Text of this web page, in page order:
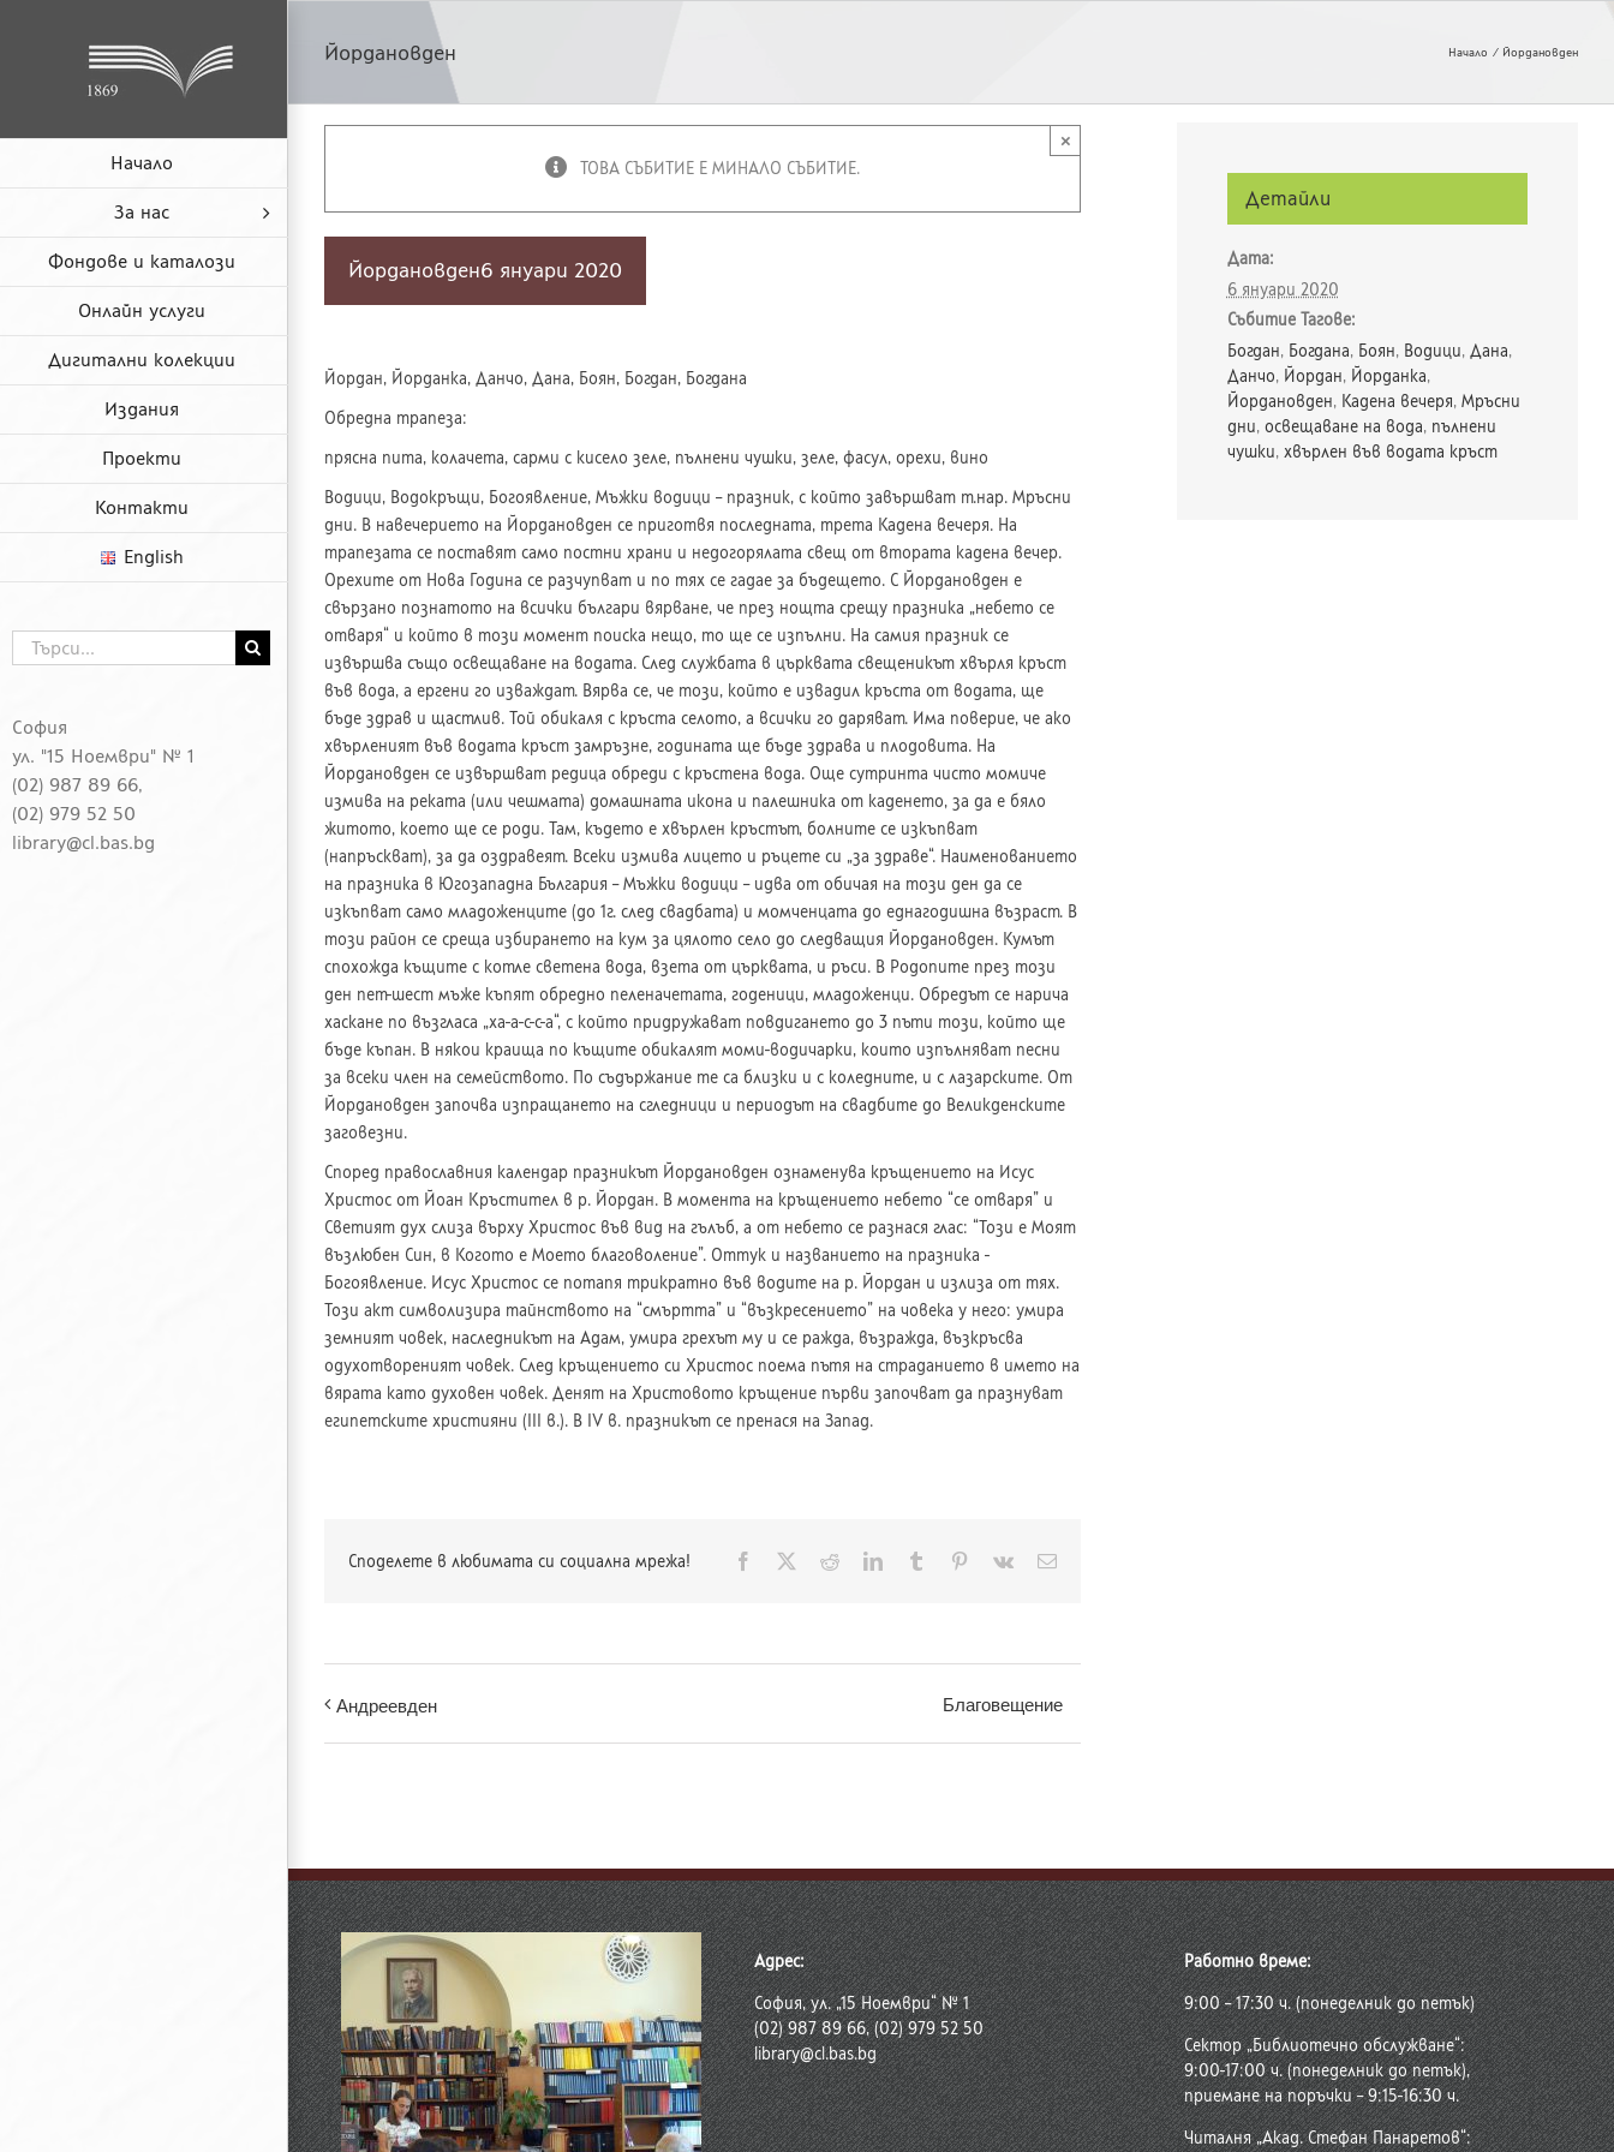
Начало
За нас
Фондове и каталози
Онлайн услуги
Дигитални колекции
Издания
Проекти
Контакти
English
София
ул. "15 Ноември" № 1
(02) 987 89 66,
(02) 979 52 50
library@cl.bas.bg
Търсене
...
Йордановден Начало Йордановден
ТОВА СЪБИТИЕ Е МИНАЛО СЪБИТИЕ.
×
Йордановден6 януари 2020
Йордан, Йорданка, Данчо, Дана, Боян, Богдан, Богдана
Обредна трапеза:
прясна пита, колачета, сарми с кисело зеле, пълнени чушки, зеле, фасул, орехи, вино
Водици, Водокръщи, Богоявление, Мъжки водици – празник, с който завършват т.нар. Мръсни
дни. В навечерието на Йордановден се приготвя последната, трета Кадена вечеря. На
трапезата се поставят само постни храни и недогорялата свещ от втората кадена вечер.
Орехите от Нова Година се разчупват и по тях се гадае за бъдещето. С Йордановден е
свързано познатото на всички българи вярване, че през нощта срещу празника „небето се
отваря“ и който в този момент поиска нещо, то ще се изпълни. На самия празник се
извършва също освещаване на водата. След службата в църквата свещеникът хвърля кръст
във вода, а ергени го изваждат. Вярва се, че този, който е извадил кръста от водата, ще
бъде здрав и щастлив. Той обикаля с кръста селото, а всички го даряват. Има поверие, че ако
хвърленият във водата кръст замръзне, годината ще бъде здрава и плодовита. На
Йордановден се извършват редица обреди с кръстена вода. Още сутринта чисто момиче
измива на реката (или чешмата) домашната икона и палешника от каденето, за да е бяло
житото, което ще се роди. Там, където е хвърлен кръстът, болните се изкъпват
(напръскват), за да оздравеят. Всеки измива лицето и ръцете си „за здраве“. Наименованието
на празника в Югозападна България – Мъжки водици – идва от обичая на този ден да се
изкъпват само младоженците (до 1г. след свадбата) и момченцата до еднагодишна възраст. В
този район се среща избирането на кум за цялото село до следващия Йордановден. Кумът
спохожда къщите с котле светена вода, взета от църквата, и ръси. В Родопите през този
ден пет-шест мъже къпят обредно пеленачетата, годеници, младоженци. Обредът се нарича
хаскане по възгласа „ха-а-с-с-а“, с който придружават повдигането до 3 пъти този, който ще
бъде къпан. В някои краища по къщите обикалят моми-водичарки, които изпълняват песни
за всеки член на семейството. По съдържание те са близки и с коледните, и с лазарските. От
Йордановден започва изпращането на сгледници и периодът на свадбите до Великденските
заговезни.
Според православния календар празникът Йордановден ознаменува кръщението на Исус
Христос от Йоан Кръстител в р. Йордан. В момента на кръщението небето “се отваря” и
Светият дух слиза върху Христос във вид на гълъб, а от небето се разнася глас: “Този е Моят
възлюбен Син, в Когото е Моето благоволение”. Оттук и названието на празника ­
Богоявление. Исус Христос се потапя трикратно във водите на р. Йордан и излиза от тях.
Този акт символизира тайнството на “смъртта” и “възкресението” на човека у него: умира
земният човек, наследникът на Адам, умира грехът му и се ражда, възражда, възкръсва
одухотвореният човек. След кръщението си Христос поема пътя на страданието в името на
вярата като духовен човек. Денят на Христовото кръщение първи започват да празнуват
египетските християни (III в.). В IV в. празникът се пренася на Запад.
Споделете в любимата си социална мрежа! Facebook RedditLinkedInTumblr Pinterest
Vk
Електронна
Андреевден Благовещение
Детайли
Дата:
6 януари 2020
Събитие Тагове:
Богдан, Богдана, Боян, Водици, Дана,
Данчо, Йордан, Йорданка,
Йордановден, Кадена вечеря, Мръсни
дни, освещаване на вода, пълнени
чушки, хвърлен във водата кръст
Адрес:
София, ул. „15 Ноември“ № 1
(02) 987 89 66, (02) 979 52 50
library@cl.bas.bg
Работно време:
9:00 – 17:30 ч. (понеделник до петък)
Сектор „Библиотечно обслужване“:
9:00-17:00 ч. (понеделник до петък),
приемане на поръчки – 9:15-16:30 ч.
Читалня „Акад. Стефан Панаретов“: